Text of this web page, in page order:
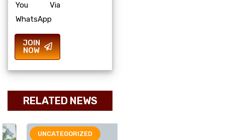
You Via
WhatsApp
JOIN
NOW
RELATED NEWS
UNCATEGORIZED